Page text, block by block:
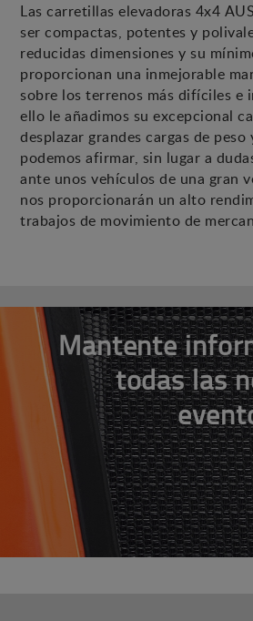
Las carretillas elevadoras 4x4
ser compactas, potentes y
reducidas dimensiones y su
proporcionan una inmejorable
sobre los terrenos más difíciles e
ello le añadimos su excepcional
desplazar grandes cargas de peso
podemos afirmar, sin lugar a
ante unos vehículos de una gran
nos proporcionarán un alto
trabajos de movimiento de
Mantente
todas las